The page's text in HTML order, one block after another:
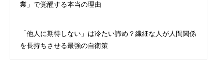
業」で覚醒する本当の理由
「他人に期待しない」は冷たい諦め？繊細な人が人間関係
を長持ちさせる最強の自衛策